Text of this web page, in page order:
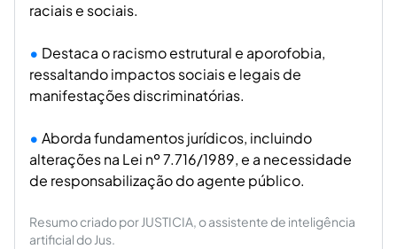
raciais e sociais.
Destaca o racismo estrutural e aporofobia,
ressaltando impactos sociais e legais de
manifestações discriminatórias.
Aborda fundamentos jurídicos, incluindo
alterações na Lei nº 7.716/1989, e a necessidade
de responsabilização do agente público.
Resumo criado por JUSTICIA, o assistente de inteligência
artificial do Jus.